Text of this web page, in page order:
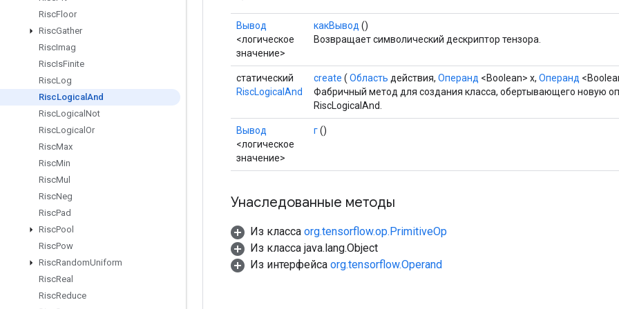
RiscFloor
RiscGather
RiscImag
RiscIsFinite
RiscLog
RiscLogical And
RiscLogical Not
RiscLogical Or
RiscMax
RiscMin
RiscMul
RiscNeg
RiscPad
RiscPool
RiscPow
RiscRandomUniform
RiscReal
RiscReduce
Вывод
<логическое
значение>
какВывод ()
Возвращает символический дескриптор тензора.
статический
RiscLogicalAnd
create ( Область действия, Операнд <Boolean> x, Операнд
Фабричный метод для создания класса, обертывающего новую
RiscLogicalAnd.
Вывод
<логическое
значение>
г()
Унаследованные методы
Из класса org.tensorflow.op.PrimitiveOp
Из класса java.lang.Object
Из интерфейса org.tensorflow.Operand